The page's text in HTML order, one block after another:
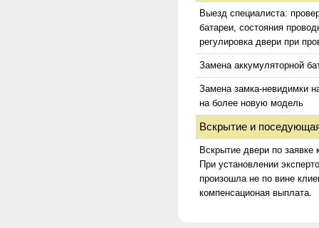
Выезд специалиста:
батареи, состояния
регулировка двери при
Замена аккумуляторной
Замена замка-невидимки
на более новую модель
Вскрытие и
Вскрытие двери по
При установлении
произошла не по вине
компенсационая выплата.